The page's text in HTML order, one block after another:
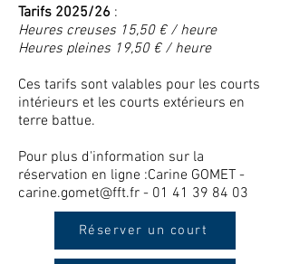
Tarifs 2025/26 :
Heures creuses 15,50 € / heure
Heures pleines 19,50 € / heure
Ces tarifs sont valables pour les courts
intérieurs et les courts extérieurs en
terre battue.​
Pour plus d'information sur la
réservation en ligne :Carine GOMET -
carine.gomet@fft.fr - 01 41 39 84 03
Réserver un court